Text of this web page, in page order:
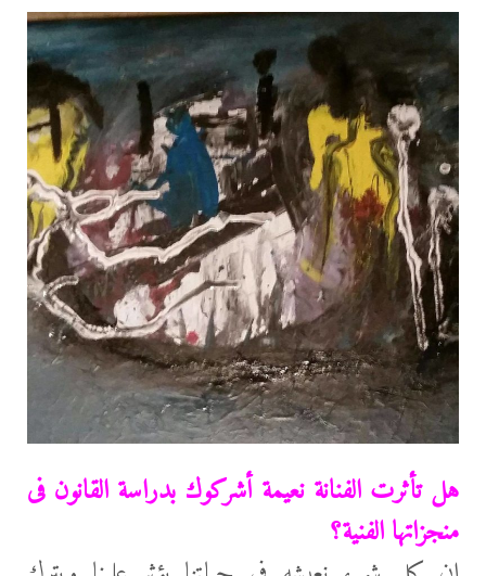
هل تأثرت الفنانة نعيمة أشركوك بدراسة القانون فى
منجزاتها الفنية؟